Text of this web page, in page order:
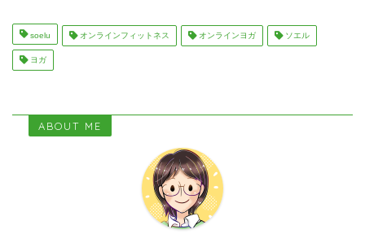
soelu オンラインフィットネス オンラインヨガ ソエル
ヨガ
ABOUT ME